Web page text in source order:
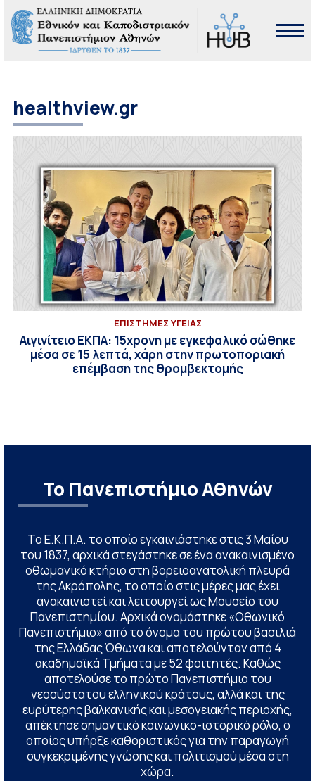
healthview.gr
ΕΠΙΣΤΗΜΕΣ ΥΓΕΙΑΣ
Αιγινίτειο ΕΚΠΑ: 15χρονη με εγκεφαλικό σώθηκε
μέσα σε 15 λεπτά, χάρη στην πρωτοποριακή
επέμβαση της θρομβεκτομής
Το Πανεπιστήμιο Αθηνών
Το Ε.Κ.Π.Α. το οποίο εγκαινιάστηκε στις 3 Μαΐου
του 1837, αρχικά στεγάστηκε σε ένα ανακαινισμένο
οθωμανικό κτήριο στη βορειοανατολική πλευρά
της Ακρόπολης, το οποίο στις μέρες μας έχει
ανακαινιστεί και λειτουργεί ως Μουσείο του
Πανεπιστημίου. Αρχικά ονομάστηκε «Οθωνικό
Πανεπιστήμιο» από το όνομα του πρώτου βασιλιά
της Ελλάδας Όθωνα και αποτελούνταν από 4
ακαδημαϊκά Τμήματα με 52 φοιτητές. Καθώς
αποτελούσε το πρώτο Πανεπιστήμιο του
νεοσύστατου ελληνικού κράτους, αλλά και της
ευρύτερης βαλκανικής και μεσογειακής περιοχής,
απέκτησε σημαντικό κοινωνικο-ιστορικό ρόλο, ο
οποίος υπήρξε καθοριστικός για την παραγωγή
συγκεκριμένης γνώσης και πολιτισμού μέσα στη
χώρα.